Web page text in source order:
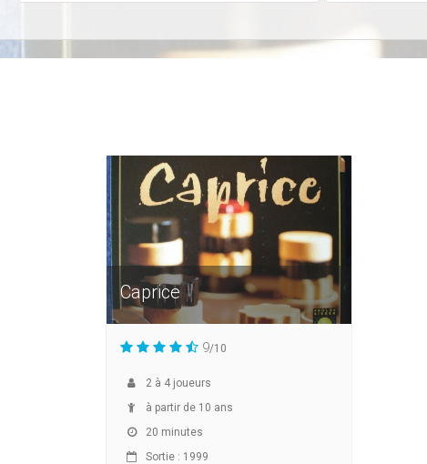
Caprice
9/10
2 à 4 joueurs
à partir de 10 ans
20 minutes
Sortie : 1999